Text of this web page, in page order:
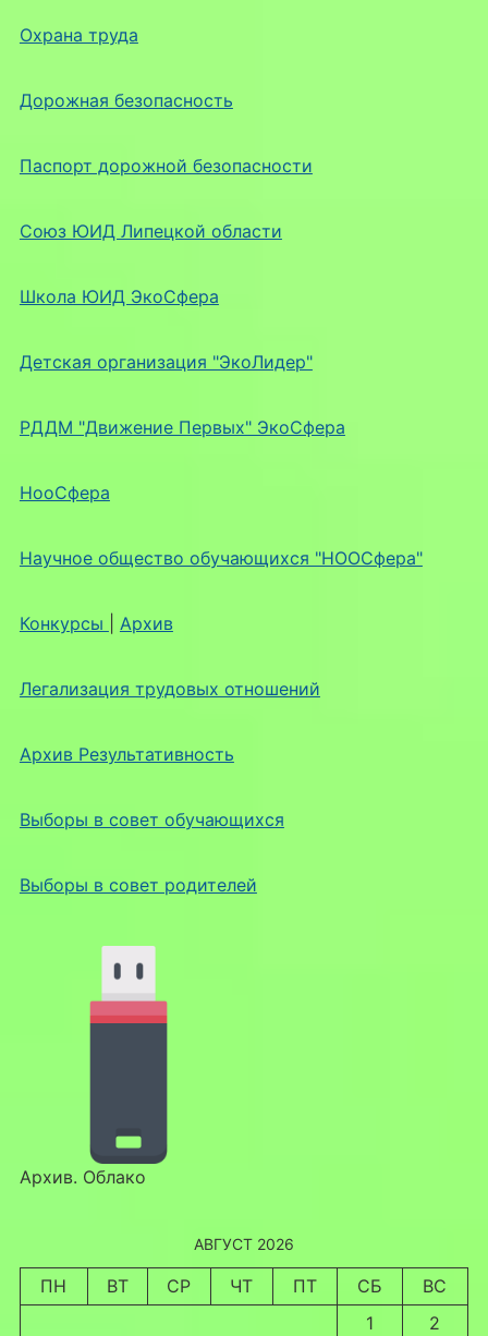
Охрана труда
Дорожная безопасность
Паспорт дорожной безопасности
Союз ЮИД Липецкой области
Школа ЮИД ЭкоСфера
Детская организация "ЭкоЛидер"
РДДМ "Движение Первых" ЭкоСфера
НооСфера
Научное общество обучающихся "НООСфера"
Конкурсы Архив
Легализация трудовых отношений
Архив Результативность
Выборы в совет обучающихся
Выборы в совет родителей
Архив. Облако
АВГУСТ 2026
ПН ВТ СР ЧТ ПТ СБ
ВС
1
2